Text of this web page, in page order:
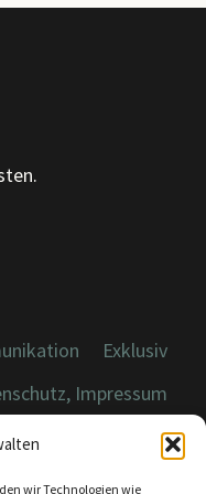
wir Technologien wie
Exklusiv
Impressum